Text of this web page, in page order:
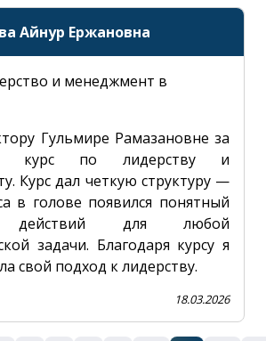
Айнур Ержановна
и менеджмент в
Гульмире Рамазановне за
курс по лидерству и
Курс дал четкую структуру —
в голове появился понятный
действий для любой
задачи. Благодаря курсу я
свой подход к лидерству.
18.03.2026
ЖІБЕРУ